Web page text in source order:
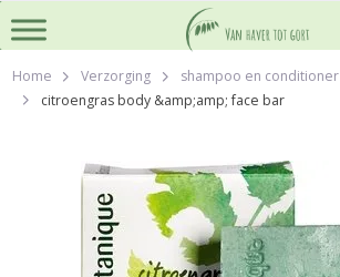
Home Verzorging
shampoo en conditioner
citroengras body &amp;amp; face bar